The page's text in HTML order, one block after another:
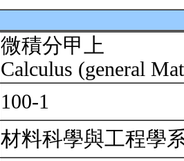
微積分甲上
Calculus (general
100-1
材料科學與工程學